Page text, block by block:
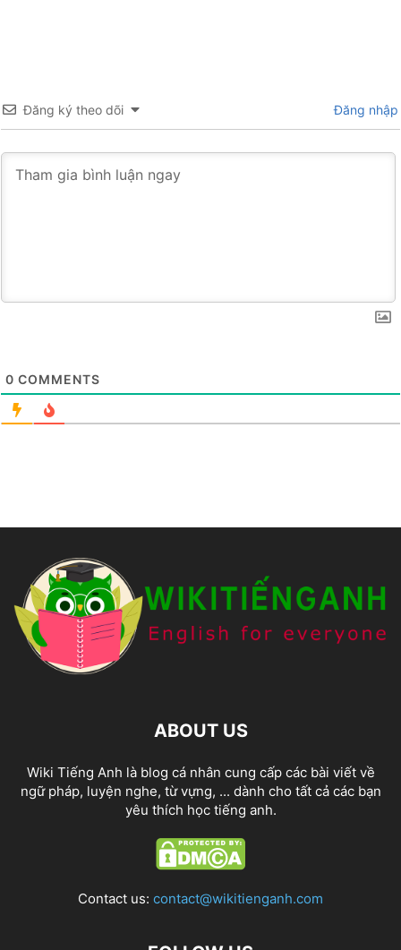
Đăng ký theo dõi Đăng nhập
0 COMMENTS
ABOUT US
Wiki Tiếng Anh là blog cá nhân cung cấp các bài viết về
ngữ pháp, luyện nghe, từ vựng, ... dành cho tất cả các bạn
yêu thích học tiếng anh.
Contact us: contact@wikitienganh.com